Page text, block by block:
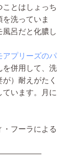
とはしょっち
洗っていま
呂だと化膿し
アプリーズのパ
を併用して、洗
）耐えがたく
います。月に
フーラによる